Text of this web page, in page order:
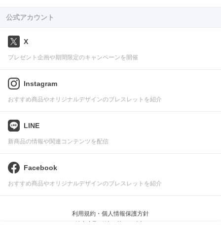
公式アカウント
X
プレゼント企画や期間限定のキャンペーンを開催
Instagram
おすすめ商品やオリジナルデザインのブレスレットを紹介
LINE
新商品の情報や関連コンテンツを配信
Facebook
おすすめ商品やオリジナルデザインのブレスレットを紹介
利用規約・個人情報保護方針